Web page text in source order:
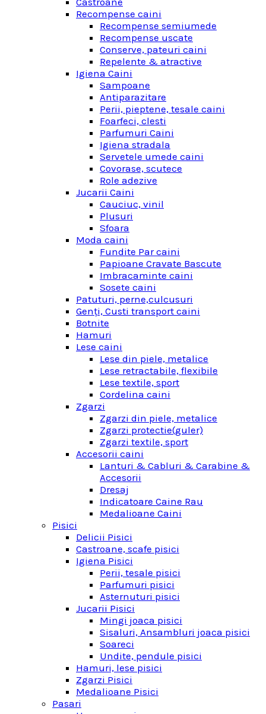
Recompense caini
Recompense semiumede
Recompense uscate
Conserve, pateuri caini
Repelente & atractive
Igiena Caini
Sampoane
Antiparazitare
Perii, pieptene, tesale caini
Foarfeci, clesti
Parfumuri Caini
Igiena stradala
Servetele umede caini
Covorase, scutece
Role adezive
Jucarii Caini
Cauciuc, vinil
Plusuri
Sfoara
Moda caini
Fundite Par caini
Papioane Cravate Bascute
Imbracaminte caini
Sosete caini
Patuturi, perne,culcusuri
Genţi, Custi transport caini
Botnite
Hamuri
Lese caini
Lese din piele, metalice
Lese retractabile, flexibile
Lese textile, sport
Cordelina caini
Zgarzi
Zgarzi din piele, metalice
Zgarzi protectie(guler)
Zgarzi textile, sport
Accesorii caini
Lanturi & Cabluri & Carabine &
Accesorii
Dresaj
Indicatoare Caine Rau
Medalioane Caini
Pisici
Delicii Pisici
Castroane, scafe pisici
Igiena Pisici
Perii, tesale pisici
Parfumuri pisici
Asternuturi pisici
Jucarii Pisici
Mingi joaca pisici
Sisaluri, Ansambluri joaca pisici
Soareci
Undite, pendule pisici
Hamuri, lese pisici
Zgarzi Pisici
Medalioane Pisici
Pasari